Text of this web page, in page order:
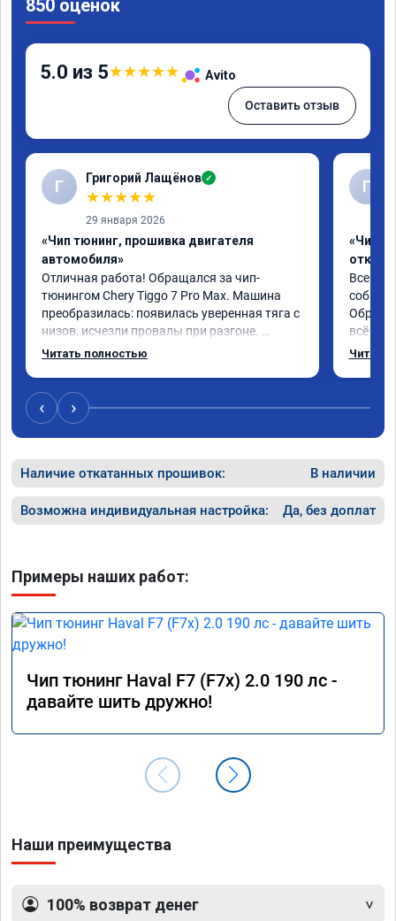
850 оценок
5.0 из 5★★★★★ Avito
Оставить отзыв
Г Григорий Лащёнов ✓
★★★★★
29 января 2026
«Чип тюнинг, прошивка двигателя
автомобиля»
Отличная работа! Обращался за чип-
тюнингом Chery Tiggo 7 Pro Max. Машина
преобразилась: появилась уверенная тяга с
низов, исчезли провалы при разгоне.
Расход в спокойном режиме даже немного
всем, кто сомневается.
Читать полностью
Г
«Чип
Всем
всё в
Читать
‹ ›
Наличие откатанных прошивок: В наличии
Возможна индивидуальная настройка: Да, без доплат
Примеры наших работ:
Чип тюнинг Haval F7 (F7x) 2.0 190 лс -
давайте шить дружно!
Наши преимущества
100% возврат денег